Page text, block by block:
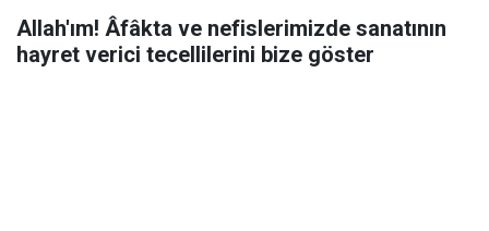
Allah'ım! Âfâkta ve nefislerimizde sanatının
hayret verici tecellilerini bize göster